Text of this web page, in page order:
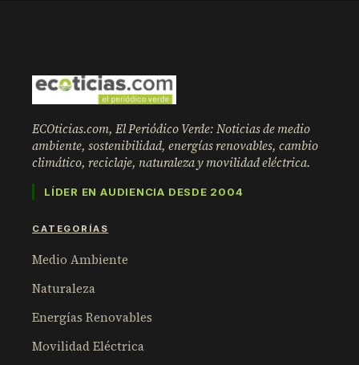
ECOticias.com, El Periódico Verde: Noticias de medio
ambiente, sostenibilidad, energías renovables, cambio
climático, reciclaje, naturaleza y movilidad eléctrica.
LÍDER EN AUDIENCIA DESDE 2004
CATEGORÍAS
Medio Ambiente
Naturaleza
Energías Renovables
Movilidad Eléctrica